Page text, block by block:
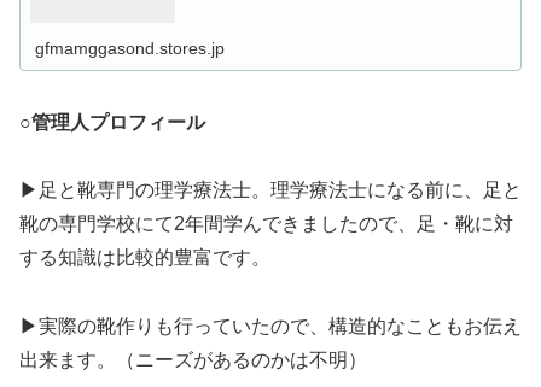
gfmamggasond.stores.jp
○管理人プロフィール
▶足と靴専門の理学療法士。理学療法士になる前に、足と
靴の専門学校にて2年間学んできましたので、足・靴に対
する知識は比較的豊富です。
▶実際の靴作りも行っていたので、構造的なこともお伝え
出来ます。（ニーズがあるのかは不明）